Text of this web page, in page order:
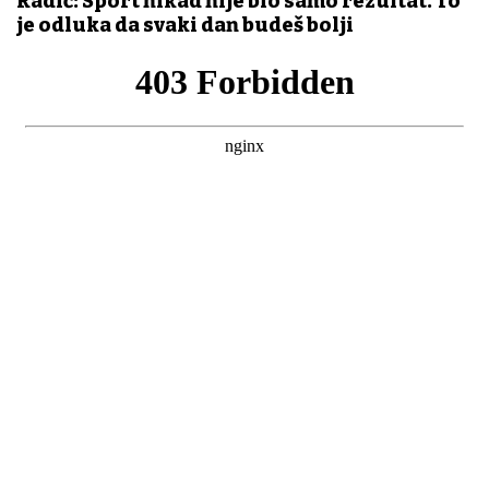
je odluka da svaki dan budeš bolji